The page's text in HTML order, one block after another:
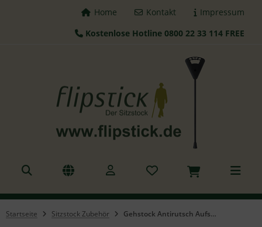
Impressum
Kontakt
Home
Kostenlose Hotline 0800 22 33 114 FREE
Startseite Sitzstock Zubehör Gehstock Antirutsch Aufsatz BigFoot